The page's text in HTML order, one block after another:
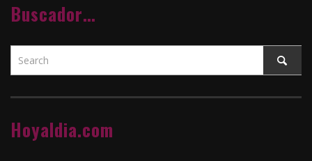
Buscador…
Hoyaldia.com